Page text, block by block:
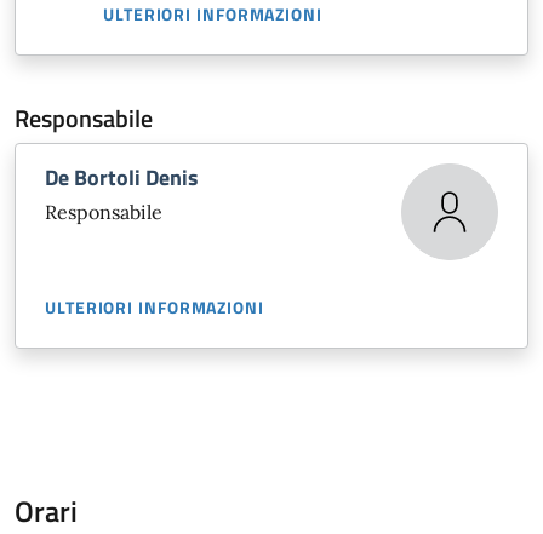
ULTERIORI INFORMAZIONI
Responsabile
De Bortoli Denis
Responsabile
ULTERIORI INFORMAZIONI
Orari